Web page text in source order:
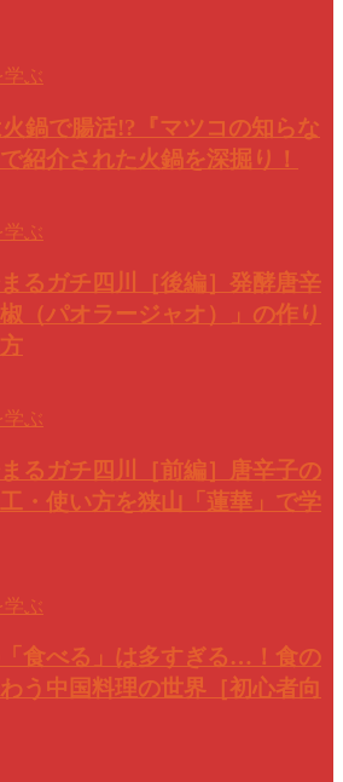
学ぶ
鍋で腸活!?『マツコの知らな
紹介された火鍋を深掘り！
学ぶ
るガチ四川［後編］発酵唐辛
（パオラージャオ）」の作り
学ぶ
るガチ四川［前編］唐辛子の
・使い方を狭山「蓮華」で学
学ぶ
食べる」は多すぎる…！食の
う中国料理の世界［初心者向